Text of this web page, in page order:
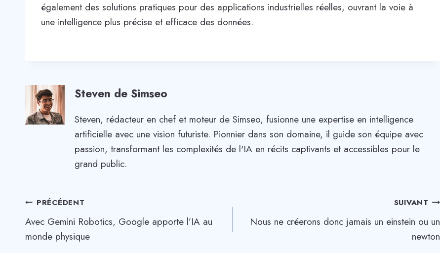
également des solutions pratiques pour des applications industrielles réelles, ouvrant la voie à
une intelligence plus précise et efficace des données.
Steven de Simseo
Steven, rédacteur en chef et moteur de Simseo, fusionne une expertise en intelligence
artificielle avec une vision futuriste. Pionnier dans son domaine, il guide son équipe avec
passion, transformant les complexités de l'IA en récits captivants et accessibles pour le
grand public.
Navigation
de
l’article
PRÉCÉDENT
Avec Gemini Robotics, Google apporte l’IA au
monde physique
SUIVANT
Nous ne créerons donc jamais un einstein ou un
newton